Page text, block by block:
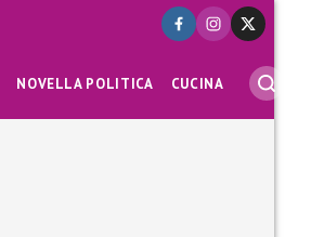
NOVELLA POLITICA CUCINA